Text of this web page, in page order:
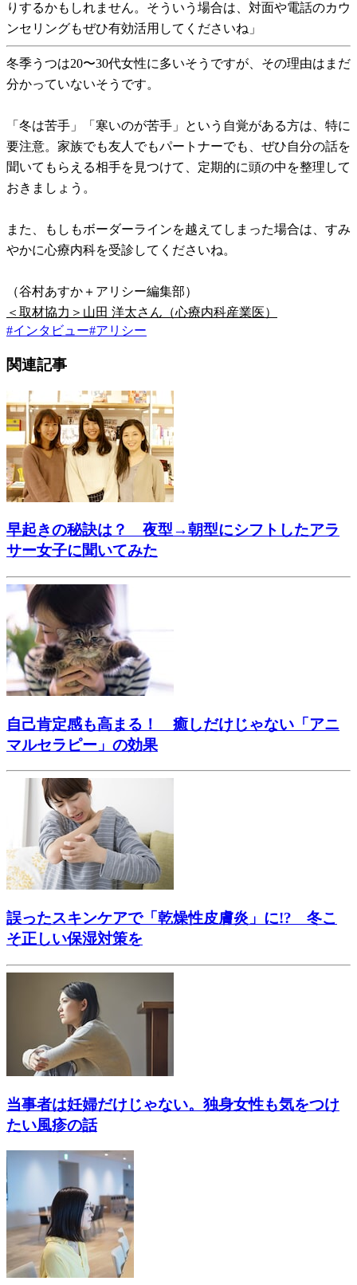
りするかもしれません。そういう場合は、対面や電話のカウ
ンセリングもぜひ有効活用してくださいね」
冬季うつは20〜30代女性に多いそうですが、その理由はまだ
分かっていないそうです。
「冬は苦手」「寒いのが苦手」という自覚がある方は、特に
要注意。家族でも友人でもパートナーでも、ぜひ自分の話を
聞いてもらえる相手を見つけて、定期的に頭の中を整理して
おきましょう。
また、もしもボーダーラインを越えてしまった場合は、すみ
やかに心療内科を受診してくださいね。
（谷村あすか＋アリシー編集部）
＜取材協力＞山田 洋太さん（心療内科産業医）
#インタビュー#アリシー
関連記事
早起きの秘訣は？ 夜型→朝型にシフトしたアラ
サー女子に聞いてみた
自己肯定感も高まる！ 癒しだけじゃない「アニ
マルセラピー」の効果
誤ったスキンケアで「乾燥性皮膚炎」に!? 冬こ
そ正しい保湿対策を
当事者は妊婦だけじゃない。独身女性も気をつけ
たい風疹の話